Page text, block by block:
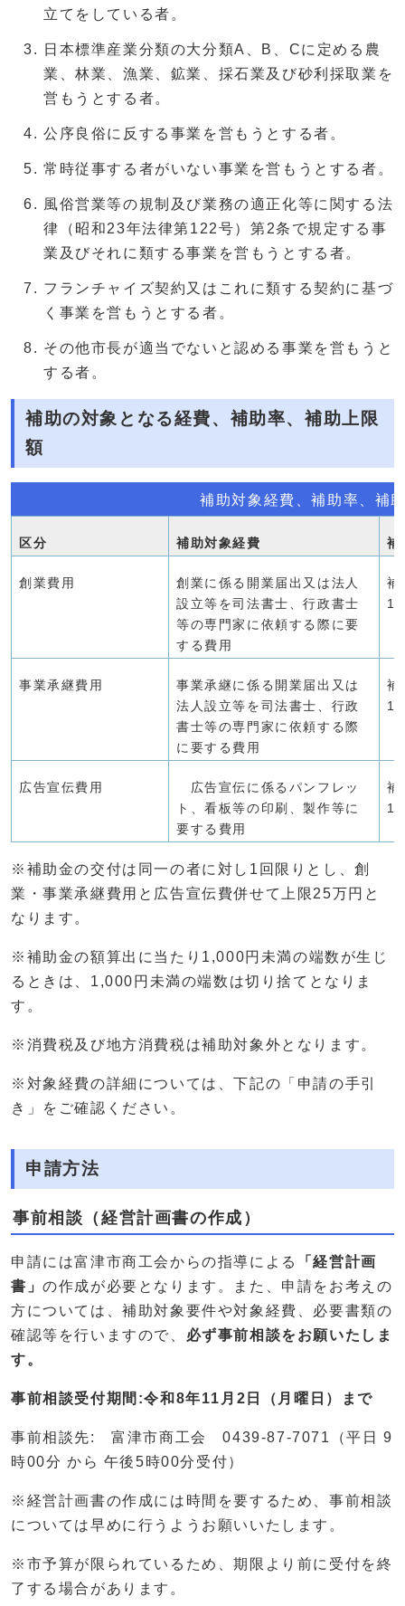
立てをしている者。
日本標準産業分類の大分類A、B、Cに定める農
業、林業、漁業、鉱業、採石業及び砂利採取業を
営もうとする者。
公序良俗に反する事業を営もうとする者。
常時従事する者がいない事業を営もうとする者。
風俗営業等の規制及び業務の適正化等に関する法
律（昭和23年法律第122号）第2条で規定する事
業及びそれに類する事業を営もうとする者。
フランチャイズ契約又はこれに類する契約に基づ
く事業を営もうとする者。
その他市長が適当でないと認める事業を営もうと
する者。
補助の対象となる経費、補助率、補助上限
額
補助対象経費、補助率、補
区分 補助対象経費 補
創業費用
創業に係る開業届出又は法人
設立等を司法書士、行政書士
等の専門家に依頼する際に要
する費用
補
1
事業承継費用
事業承継に係る開業届出又は
法人設立等を司法書士、行政
書士等の専門家に依頼する際
に要する費用
補
1
広告宣伝費用
広告宣伝に係るパンフレッ
ト、看板等の印刷、製作等に
要する費用
補
1
※補助金の交付は同一の者に対し1回限りとし、創
業・事業承継費用と広告宣伝費併せて上限25万円と
なります。
※補助金の額算出に当たり1,000円未満の端数が生じ
るときは、1,000円未満の端数は切り捨てとなりま
す。
※消費税及び地方消費税は補助対象外となります。
※対象経費の詳細については、下記の「申請の手引
き」をご確認ください。
申請方法
事前相談（経営計画書の作成）
申請には富津市商工会からの指導による
「経営計画
書」の作成が必要となります。また、申請をお考えの
方については、補助対象要件や対象経費、必要書類の
確認等を行いますので、 必ず事前相談をお願いたしま
す。
事前相談受付期間:令和8年11月2日（月曜日）まで
事前相談先: 富津市商工会 0439-87-7071（平日 9
時00分 から 午後5時00分受付）
※経営計画書の作成には時間を要するため、事前相談
については早めに行うようお願いいたします。
※市予算が限られているため、期限より前に受付を終
了する場合があります。